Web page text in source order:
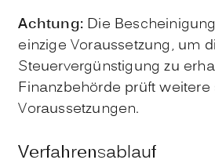
Achtung: Die
einzige Voraussetzung, um
Steuervergünstigung zu
Finanzbehörde prüft
Voraussetzungen.
Verfahrensablauf